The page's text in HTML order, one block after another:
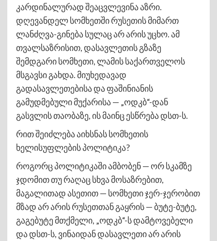
კარდინალურად შეაცვლევინა აზრი.
დღევანდელ სომხეთში რუსეთის მიმართ
ლანძღვა-გინება სულაც არ არის უცხო. ამ
თვალსაზრისით, დასავლეთის გზაზე
შემდგარი სომხეთი, ლამის საქართველოს
მსგავსი გახდა. მიუხედავად
გადასავლეთებისა და ფაშინიანის
გამუდმებული მუქარისა — „ოდკბ“-დან
გასვლის თაობაზე, ის მაინც ესწრება დსთ-ს.
რით შეიძლება აიხსნას სომხეთის
ხელისუფლების პოლიტიკა?
როგორც პოლიტიკაში ამბობენ — ორ სკამზე
ჯდომით თუ რაღაც სხვა მოსაზრებით,
მაგალითად ასეთით — სომხეთი ჯერ-ჯერობით
მზად არ არის რუსეთთან გაყრის — ბუტე-ბუტე,
გაგებუტე მთქმელი, „ოდკბ“-ს დამტოვებელი
და დსთ-ს, ვინაიდან დასავლეთი არ არის